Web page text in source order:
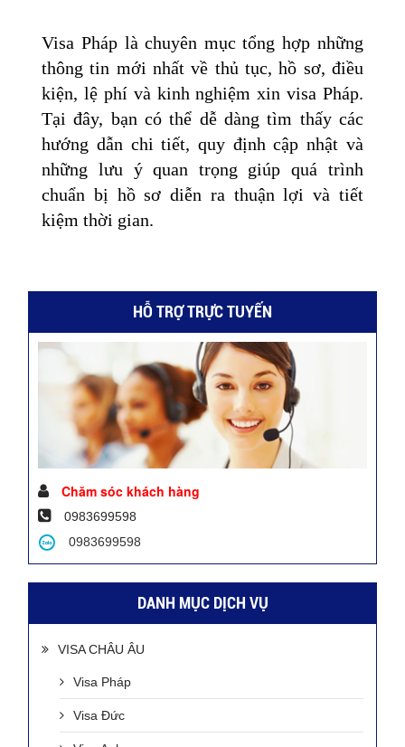
Visa Pháp là chuyên mục tổng hợp những
thông tin mới nhất về thủ tục, hồ sơ, điều
kiện, lệ phí và kinh nghiệm xin visa Pháp.
Tại đây, bạn có thể dễ dàng tìm thấy các
hướng dẫn chi tiết, quy định cập nhật và
những lưu ý quan trọng giúp quá trình
chuẩn bị hồ sơ diễn ra thuận lợi và tiết
kiệm thời gian.
HỖ TRỢ TRỰC TUYẾN
Chăm sóc khách hàng
0983699598
0983699598
DANH MỤC DỊCH VỤ
VISA CHÂU ÂU
Visa Pháp
Visa Đức